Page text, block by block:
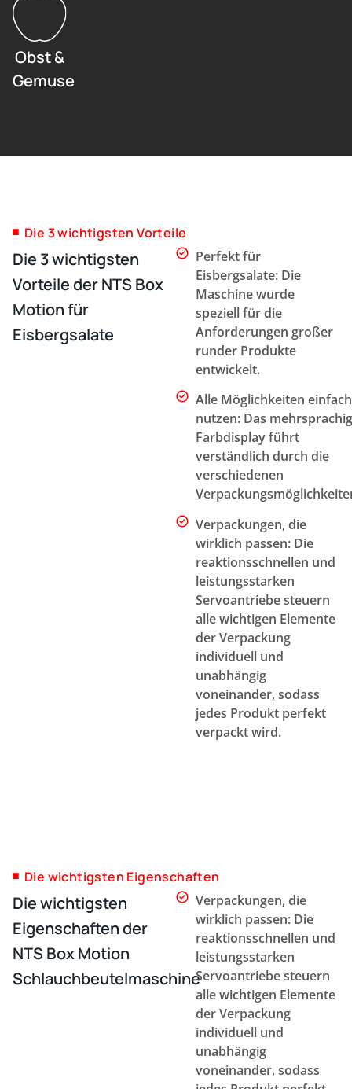
Obst &
Gemuse
Die 3 wichtigsten Vorteile
Die 3 wichtigsten
Vorteile der NTS Box
Motion für
Eisbergsalate
Perfekt für
Eisbergsalate: Die
Maschine wurde
speziell für die
Anforderungen großer
runder Produkte
entwickelt.
Alle Möglichkeiten einfach
nutzen: Das
Farbdisplay führt
verständlich durch die
verschiedenen
Verpackungen, die
wirklich passen: Die
reaktionsschnellen und
leistungsstarken
Servoantriebe steuern
alle wichtigen Elemente
der Verpackung
individuell und
unabhängig
voneinander, sodass
jedes Produkt perfekt
verpackt wird.
Die wichtigsten Eigenschaften
Die wichtigsten
Eigenschaften der
NTS Box Motion
Schlauchbeutelmaschine
Verpackungen, die
wirklich passen: Die
reaktionsschnellen und
leistungsstarken
Servoantriebe steuern
alle wichtigen Elemente
der Verpackung
individuell und
unabhängig
voneinander, sodass